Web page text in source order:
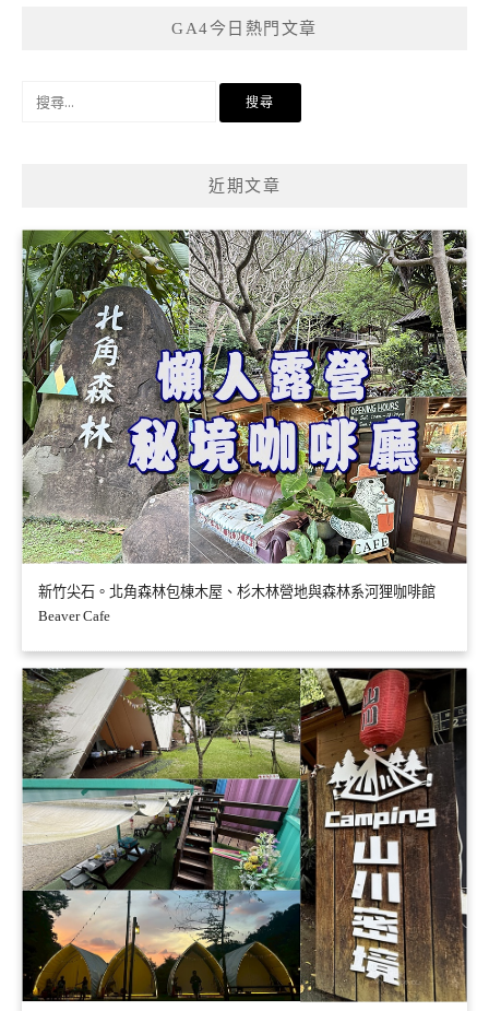
GA4今日熱門文章
近期文章
新竹尖石。北角森林包棟木屋、杉木林營地與森林系河狸咖啡館
Beaver Cafe